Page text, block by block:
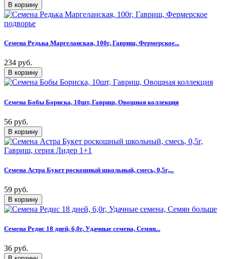
Семена Редька Маргеланская, 100г, Гавриш, Фермерское...
234 руб.
Семена Бобы Бориска, 10шт, Гавриш, Овощная коллекция
56 руб.
Семена Астра Букет роскошный школьный, смесь, 0,5г,...
59 руб.
Семена Редис 18 дней, 6,0г, Удачные семена, Семян...
36 руб.